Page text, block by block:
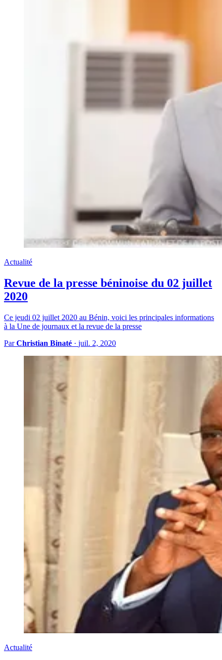
Actualité
Revue de la presse béninoise du 02 juillet
2020
Ce jeudi 02 juillet 2020 au Bénin, voici les principales informations
à la Une de journaux et la revue de la presse
ParChristian Binaté · juil. 2, 2020
Actualité